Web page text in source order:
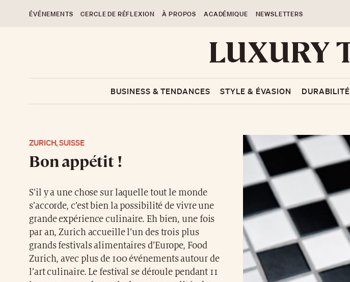
ÉVÉNEMENTS CERCLE DE RÉFLEXION À PROPOS ACADÉMIQUE NEWSLETTERS
BUSINESS & TENDANCES STYLE & ÉVASION DURABILITÉ
ZURICH, SUISSE
Bon appétit !
S’il y a une chose sur laquelle tout le monde
s’accorde, c’est bien la possibilité de vivre une
grande expérience culinaire. Eh bien, une fois
par an, Zurich accueille l’un des trois plus
grands festivals alimentaires d’Europe, Food
Zurich, avec plus de 100 événements autour de
l’art culinaire. Le festival se déroule pendant 11